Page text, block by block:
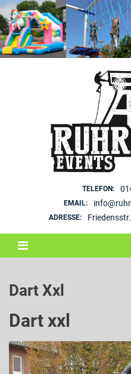
Skip
to
content
TELEFON:
EMAIL:
ADRESSE:
Dart Xxl
Dart xxl